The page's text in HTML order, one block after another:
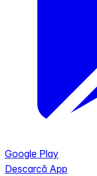
Google Play
Descarcă App